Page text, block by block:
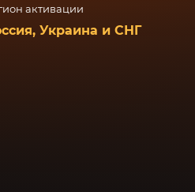
активации
Украина и СНГ